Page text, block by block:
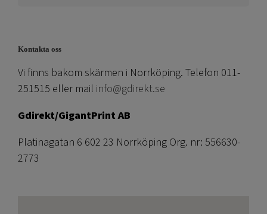
Kontakta oss
Vi finns bakom skärmen i Norrköping. Telefon 011-
251515 eller mail info@gdirekt.se
Gdirekt/GigantPrint AB
Platinagatan 6 602 23 Norrköping Org. nr: 556630-
2773